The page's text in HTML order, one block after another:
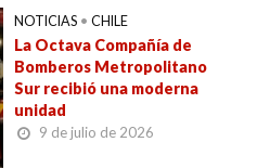
NOTICIAS • CHILE
La Octava Compañía de
Bomberos Metropolitano
Sur recibió una moderna
unidad
9 de julio de 2026